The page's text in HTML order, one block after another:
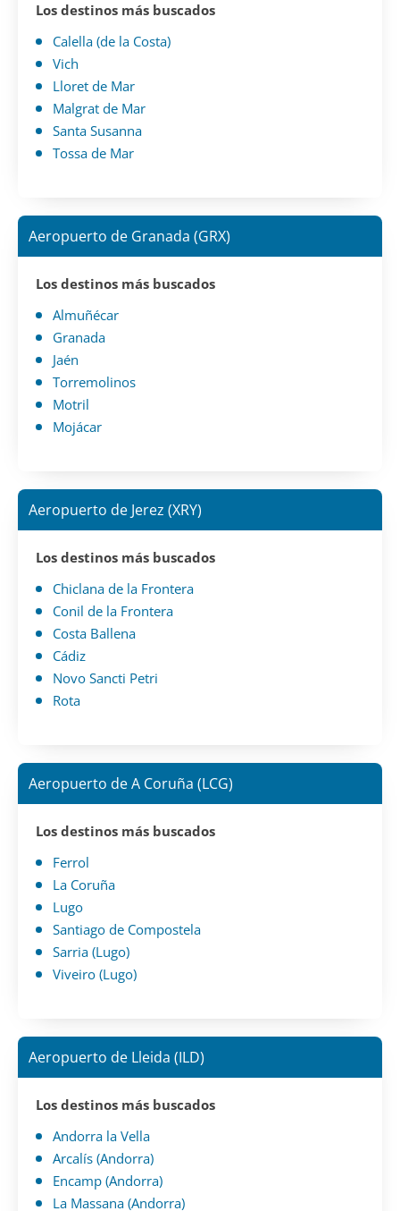
Los destinos más buscados
Calella (de la Costa)
Vich
Lloret de Mar
Malgrat de Mar
Santa Susanna
Tossa de Mar
Aeropuerto de Granada (GRX)
Los destinos más buscados
Almuñécar
Granada
Jaén
Torremolinos
Motril
Mojácar
Aeropuerto de Jerez (XRY)
Los destinos más buscados
Chiclana de la Frontera
Conil de la Frontera
Costa Ballena
Cádiz
Novo Sancti Petri
Rota
Aeropuerto de A Coruña (LCG)
Los destinos más buscados
Ferrol
La Coruña
Lugo
Santiago de Compostela
Sarria (Lugo)
Viveiro (Lugo)
Aeropuerto de Lleida (ILD)
Los destinos más buscados
Andorra la Vella
Arcalís (Andorra)
Encamp (Andorra)
La Massana (Andorra)